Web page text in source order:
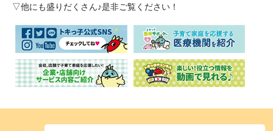
▽他にも盛りだくさん♪是非ご覧ください！